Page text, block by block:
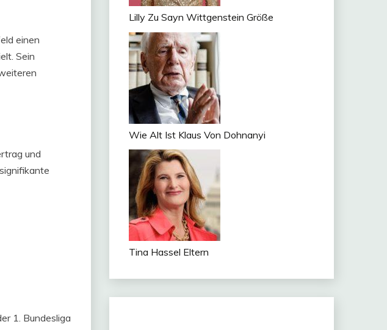
einen
Sein
und
1. Bundesliga
Lilly Zu Sayn Wittgenstein Größe
Wie Alt Ist Klaus Von Dohnanyi
Tina Hassel Eltern